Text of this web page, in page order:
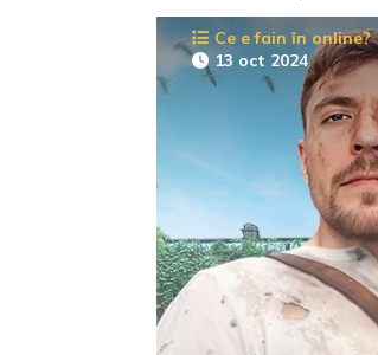
Ce e fain în online?
13 oct 2024